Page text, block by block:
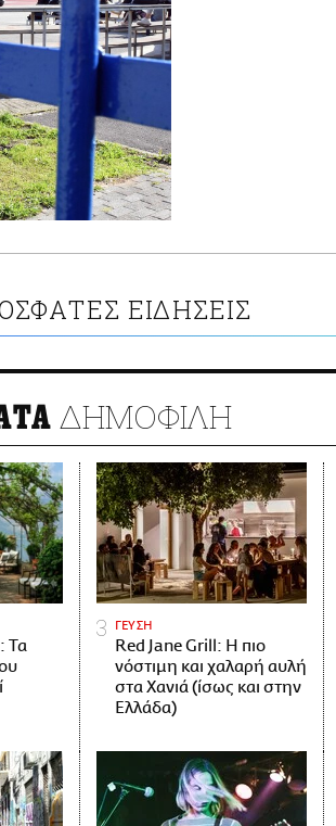
ΕΙΔΗΣΕΙΣ
ΔΗΜΟΦΙΛΗ
Τα
ΓΕΥΣΗ
Red Jane Grill: Η πιο
νόστιμη και χαλαρή αυλή
στα Χανιά (ίσως και στην
Ελλάδα)